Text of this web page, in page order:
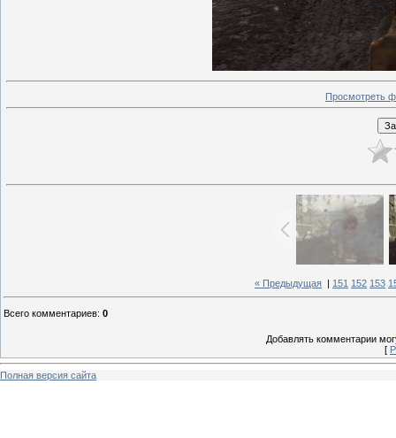
Просмотреть
« Предыдущая 151 152 153
Всего комментариев: 0
Добавлять комментарии
[
Полная версия сайта